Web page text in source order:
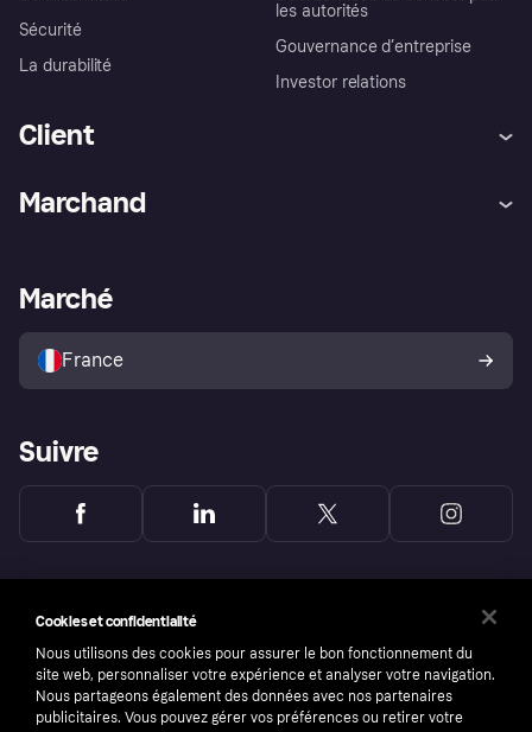
Sécurité
La durabilité
les autorités
Gouvernance d’entreprise
Investor relations
Client
Explorez les magasins
Politique de protection de
l’acheteur Klarna
Marchand
Portail Marchand
Marché
France
Suivre
Cookies et confidentialité
Nous utilisons des cookies pour assurer le bon fonctionnement du
site web, personnaliser votre expérience et analyser votre navigation.
Nous partageons également des données avec nos partenaires
publicitaires. Vous pouvez gérer vos préférences ou retirer votre